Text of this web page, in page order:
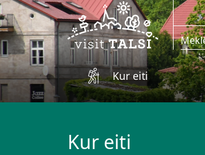
Skip to main content
Kur eiti
Kur eiti